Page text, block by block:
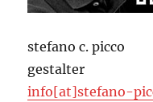
stefano c. picco
gestalter
info[at]stefano-